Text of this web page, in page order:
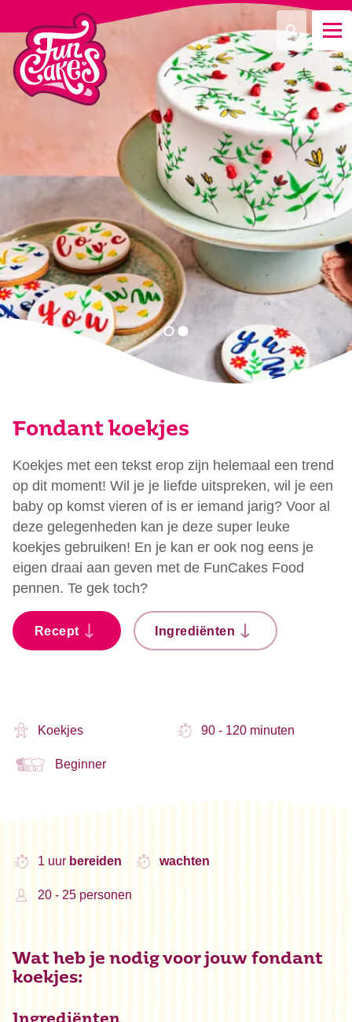
Waar ben je naar op zoek?
Zoeken
Fondant koekjes
Koekjes met een tekst erop zijn helemaal een trend
op dit moment! Wil je je liefde uitspreken, wil je een
baby op komst vieren of is er iemand jarig? Voor al
deze gelegenheden kan je deze super leuke
koekjes gebruiken! En je kan er ook nog eens je
eigen draai aan geven met de FunCakes Food
pennen. Te gek toch?
Recept Ingrediënten
Koekjes 90 - 120 minuten
Beginner
1 uur bereiden wachten
20 - 25 personen
Wat heb je nodig voor jouw fondant
koekjes: